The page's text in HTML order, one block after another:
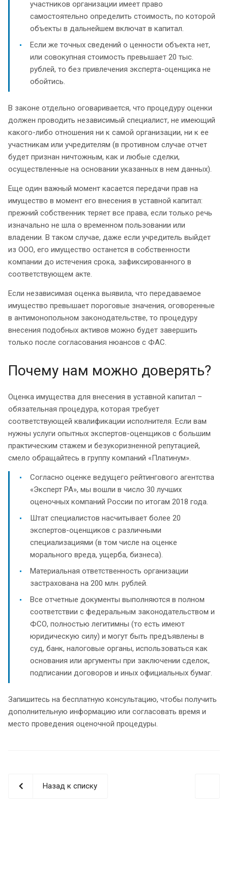
участников организации имеет право
самостоятельно определить стоимость, по которой
объекты в дальнейшем включат в капитал.
Если же точных сведений о ценности объекта нет,
или совокупная стоимость превышает 20 тыс.
рублей, то без привлечения эксперта-оценщика не
обойтись.
В законе отдельно оговаривается, что процедуру оценки
должен проводить независимый специалист, не имеющий
какого-либо отношения ни к самой организации, ни к ее
участникам или учредителям (в противном случае отчет
будет признан ничтожным, как и любые сделки,
осуществленные на основании указанных в нем данных).
Еще один важный момент касается передачи прав на
имущество в момент его внесения в уставной капитал:
прежний собственник теряет все права, если только речь
изначально не шла о временном пользовании или
владении. В таком случае, даже если учредитель выйдет
из ООО, его имущество останется в собственности
компании до истечения срока, зафиксированного в
соответствующем акте.
Если независимая оценка выявила, что передаваемое
имущество превышает пороговые значения, оговоренные
в антимонопольном законодательстве, то процедуру
внесения подобных активов можно будет завершить
только после согласования нюансов с ФАС.
Почему нам можно доверять?
Оценка имущества для внесения в уставной капитал –
обязательная процедура, которая требует
соответствующей квалификации исполнителя. Если вам
нужны услуги опытных экспертов-оценщиков с большим
практическим стажем и безукоризненной репутацией,
смело обращайтесь в группу компаний «Платинум».
Согласно оценке ведущего рейтингового агентства
«Эксперт РА», мы вошли в число 30 лучших
оценочных компаний России по итогам 2018 года.
Штат специалистов насчитывает более 20
экспертов-оценщиков с различными
специализациями (в том числе на оценке
морального вреда, ущерба, бизнеса).
Материальная ответственность организации
застрахована на 200 млн. рублей.
Все отчетные документы выполняются в полном
соответствии с федеральным законодательством и
ФСО, полностью легитимны (то есть имеют
юридическую силу) и могут быть предъявлены в
суд, банк, налоговые органы, использоваться как
основания или аргументы при заключении сделок,
подписании договоров и иных официальных бумаг.
Запишитесь на бесплатную консультацию, чтобы получить
дополнительную информацию или согласовать время и
место проведения оценочной процедуры.
Назад к списку